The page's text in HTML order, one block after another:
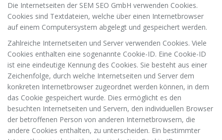
Die Internetseiten der SEM SEO GmbH verwenden Cookies.
Cookies sind Textdateien, welche über einen Internetbrowser
auf einem Computersystem abgelegt und gespeichert werden.
Zahlreiche Internetseiten und Server verwenden Cookies. Viele
Cookies enthalten eine sogenannte Cookie-ID. Eine Cookie-ID
ist eine eindeutige Kennung des Cookies. Sie besteht aus einer
Zeichenfolge, durch welche Internetseiten und Server dem
konkreten Internetbrowser zugeordnet werden können, in dem
das Cookie gespeichert wurde. Dies ermöglicht es den
besuchten Internetseiten und Servern, den individuellen Browser
der betroffenen Person von anderen Internetbrowsern, die
andere Cookies enthalten, zu unterscheiden. Ein bestimmter